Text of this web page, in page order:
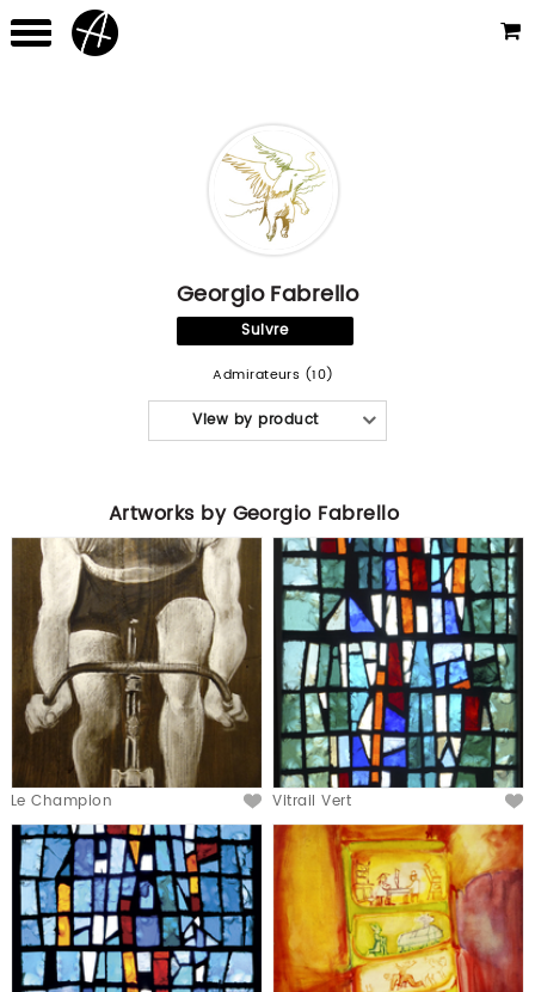
Georgio Fabrello
Suivre
Admirateurs (10)
View by product
Artworks by Georgio Fabrello
Le Champion Vitrail Vert